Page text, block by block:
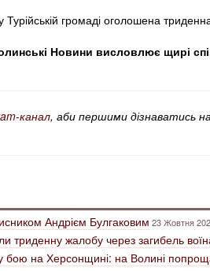
Турійській громаді оголошена
Новини висловлює щирі
канал, аби першими дізнаватись
Андрієм Булгаковим 23 Жовтня
триденну жалобу через загибель
бою на Херсонщині: на Волині